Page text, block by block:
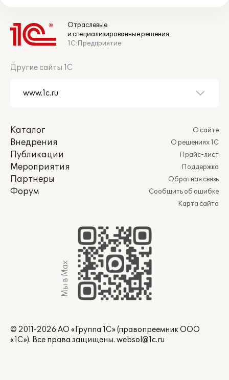
Отраслевые
и специализированные решения
1С:Предприятие
Другие сайты 1С
Каталог
Внедрения
Публикации
Мероприятия
Партнеры
Форум
О сайте
О решениях 1С
Прайс-лист
Поддержка
Обратная связь
Сообщить об ошибке
Карта сайта
Мы в Max
© 2011-2026 АО «Группа 1С» (правопреемник ООО
«1С»). Все права защищены. websol@1c.ru